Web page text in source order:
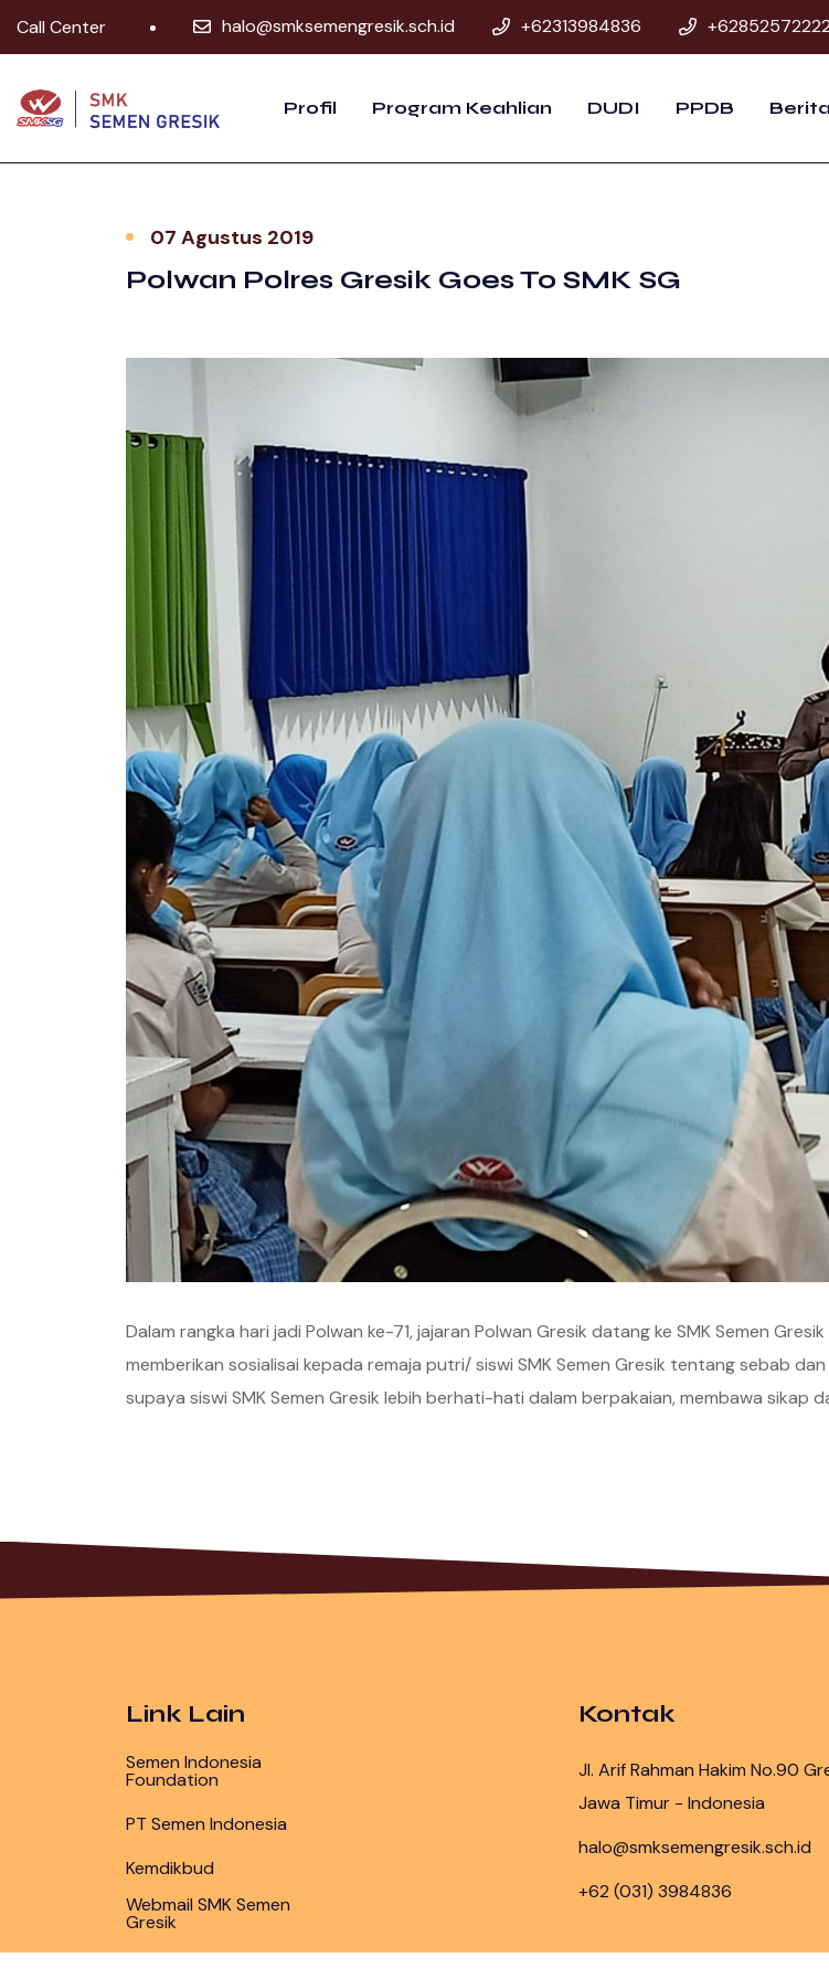
Call Center halo@smksemengresik.sch.id +62313984836
Profil Program Keahlian DUDI PPDB
07 Agustus 2019
Polwan Polres Gresik Goes To SMK SG
Dalam rangka hari jadi Polwan ke-71, jajaran Polwan Gresik datang ke SMK Semen
memberikan sosialisai kepada remaja putri/ siswi SMK Semen Gresik tentang sebab
supaya siswi SMK Semen Gresik lebih berhati-hati dalam berpakaian, membawa sikap
Link Lain
Semen Indonesia
Foundation
PT Semen Indonesia
Kemdikbud
Webmail SMK Semen
Gresik
Kontak
Jl. Arif Rahman Hakim No.90
Jawa Timur - Indonesia
halo@smksemengresik.sch.id
+62 (031) 3984836